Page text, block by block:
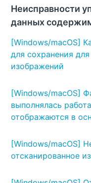
Неисправности
данных
[Windows/macOS]
для сохранения
изображений
[Windows/macOS]
выполнялась
отображаются в
[Windows/macOS]
отсканированное